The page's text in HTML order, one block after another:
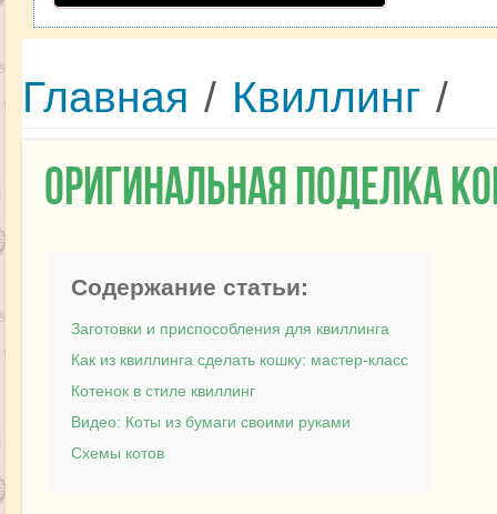
Главная / Квиллинг /
Оригинальная поделка
Содержание статьи:
Заготовки и приспособления для квиллинга
Как из квиллинга сделать кошку: мастер-класс
Котенок в стиле квиллинг
Видео: Коты из бумаги своими руками
Схемы котов